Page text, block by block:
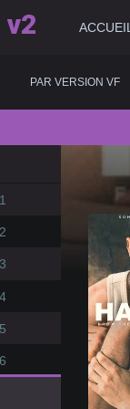
v2 ACCUEIL
Documentaire
Fantastique
PAR VERSION VF
1
2
3
4
5
6